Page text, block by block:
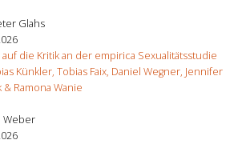
Glahs
die Kritik an der empirica Sexualitätsstudie
Künkler, Tobias Faix, Daniel Wegner, Jennifer
Ramona Wanie
Weber